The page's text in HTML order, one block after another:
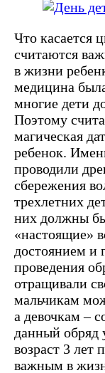
Что касается
считаются
в жизни
медицина
многие дети
Поэтому
магическая
ребенок.
проводили
сбережения
трехлетних
них должны
«настоящие»
достоянием и
проведения
отращивали
мальчикам
а девочкам –
данный обряд
возраст 3 лет
важным в